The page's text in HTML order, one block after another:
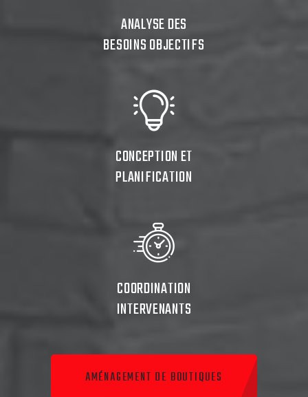
ANALYSE DES
BESOINS OBJECTIFS
CONCEPTION ET
PLANIFICATION
COORDINATION
INTERVENANTS
AMÉNAGEMENT DE BOUTIQUES